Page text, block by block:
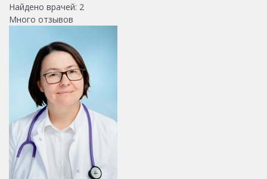
Найдено врачей: 2
Много отзывов